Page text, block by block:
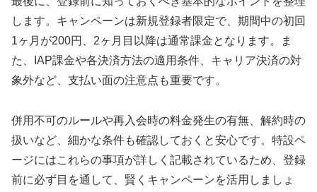
します。キャンペーンは新規登録者限定で、期間中の初回
1ヶ月が200円、2ヶ月目以降は通常課金となります。ま
た、IAP課金や各決済方法の適用条件、キャリア決済の対
象外など、支払い面の注意点も重要です。
併用不可のルールや再入会時の料金発生の有無、解約時の
扱いなど、細かな条件も確認しておくと安心です。特設ペ
ージにはこれらの事項が詳しく記載されているため、登録
前に必ず目を通して、賢くキャンペーンを活用しましょ